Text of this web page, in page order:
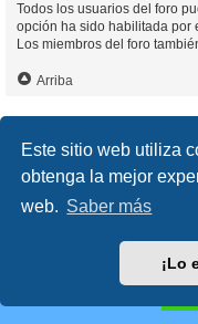
Este sitio web utiliza
obtenga la mejor
web. Saber más
¡Lo
Todos los usuarios del foro
opción ha sido habilitada por
Los miembros del foro
Arriba
Desarrollado por
® Forum
Traducción al español porphpBB
Condiciones